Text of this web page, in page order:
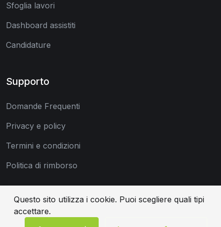
Sfoglia lavori
Dashboard assistiti
Candidature
Supporto
Domande Frequenti
Privacy e policy
Termini e condizioni
Politica di rimborso
Questo sito utilizza i cookie. Puoi scegliere quali tipi
accettare.